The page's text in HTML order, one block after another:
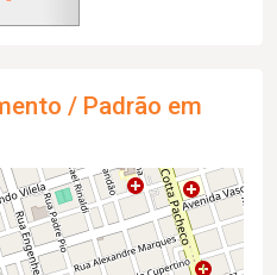
/ Padrão em